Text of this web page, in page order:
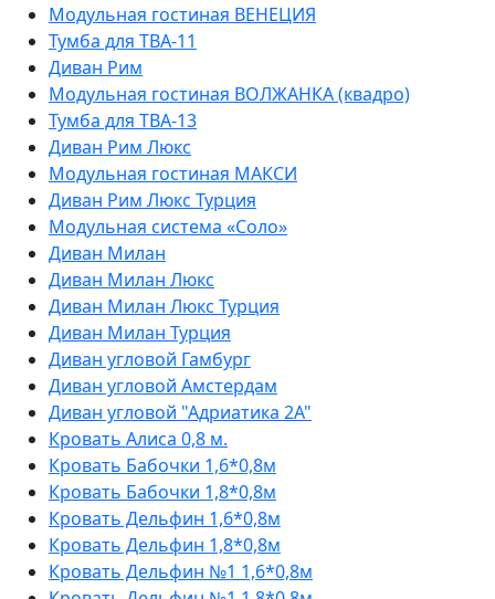
Модульная гостиная ВЕНЕЦИЯ
Тумба для ТВА-11
Диван Рим
Модульная гостиная ВОЛЖАНКА (квадро)
Тумба для ТВА-13
Диван Рим Люкс
Модульная гостиная МАКСИ
Диван Рим Люкс Турция
Модульная система «Соло»
Диван Милан
Диван Милан Люкс
Диван Милан Люкс Турция
Диван Милан Турция
Диван угловой Гамбург
Диван угловой Амстердам
Диван угловой "Адриатика 2А"
Кровать Алиса 0,8 м.
Кровать Бабочки 1,6*0,8м
Кровать Бабочки 1,8*0,8м
Кровать Дельфин 1,6*0,8м
Кровать Дельфин 1,8*0,8м
Кровать Дельфин №1 1,6*0,8м